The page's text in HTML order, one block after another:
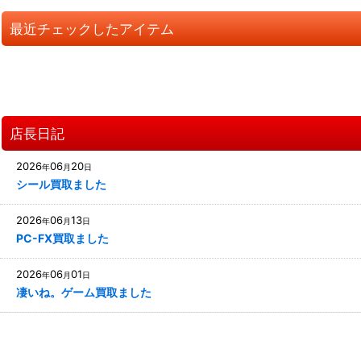
最近チェックしたアイテム
店長日記
2026年06月 20日
シール買取ました
2026年06月13日
PC-FX買取ました
2026年06月01日
凄いね。ゲーム買取ました